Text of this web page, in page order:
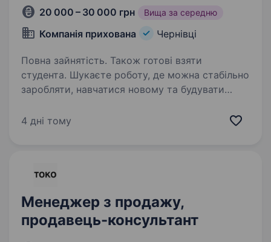
20 000 – 30 000 грн Вища за середню
Компанія прихована Чернівці
Повна зайнятість. Також готові взяти
студента. Шукаєте роботу, де можна стабільно
заробляти, навчатися новому та будувати
Ми запрошуємо до команди продавця-
4 дні тому
Менеджер з продажу,
продавець-консультант